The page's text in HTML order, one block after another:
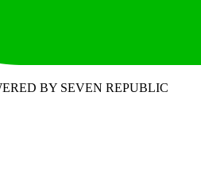
BY SEVEN REPUBLIC